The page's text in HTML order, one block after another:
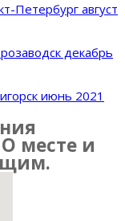
Петербург август
декабрь
июнь 2021
месте и